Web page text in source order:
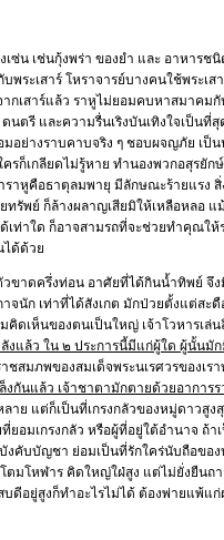
ซ่น เช่นกุ้งพร่า ของยำ และ อาหารช
ระเสาร์ โหราจารย์บางคนใช้พระเ
กเสาร์แล้ว ราหูไม่ยอมคบหาสมาคมกั
ตรี และความรื่นเริงบันเทิงใจเป็นที่สุ
อย่างราบคาบจริง ๆ ชอบผจญภัย เป็
รก็เกลียดไม่รู้หาย ทำนองพวกอสุรยั
ราหูคือธาตุลมพายุ มีลักษณะร้ายแรง
รัพย์ ก็ล้างผลาญเสียมิให้เหลือหลอ แ
ท่าใด ก็อาจสามรถที่จะช่วยทำคุณให้
ได้ด้วย
ขาดครึ่งท่อน อาศัยที่ได้กินน้ำทิพย์ จึ
จนัก เท่าที่ได้สังเกต มักป่วยตั้งแต่สะดื
คิดเห็นของตนเป็นใหญ่ เจ้าโวหารเล่
แล้ว ใน ๒ ประการนี้มีแก่ผู้ใด ผู้นั้นมัก
ชสมภพของสมเด็จพระนเรศวรของเร
งกันแล้ว เจ้าชาตามักตายด้วยอาการร
าย แต่ก็เป็นที่เกรงกลัวของหมู่ดาวสูง
อมเกรงกลัว หรือผู้ที่อยู่ใต้อำนาจ ถ้
งคับบัญชา ย่อมเป็นที่รักใคร่นับถือขอ
ตมโหฬาร คิดใหญ่ใฝ่สูง แต่ไม่ยั่งยืนถ
ดีอยู่สูงก็ทำอะไรไม่ได้ ต้องพ่ายแพ้แก่